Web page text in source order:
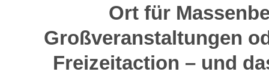
Ort für
Großveranstaltungen
Freizeitaction – und